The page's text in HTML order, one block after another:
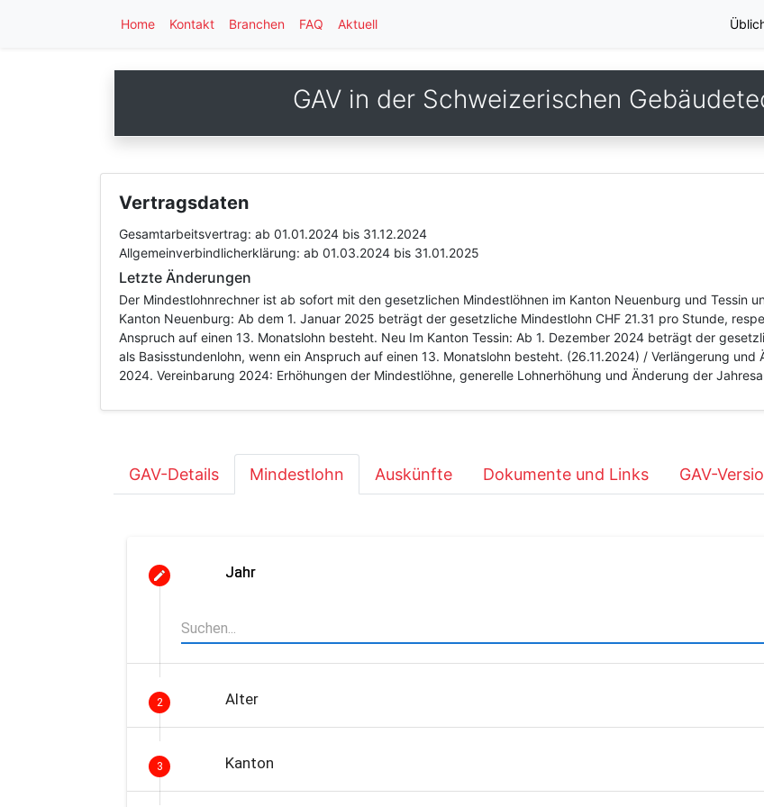
Home Kontakt Branchen FAQ Aktuell
GAV in der Schweizerischen
Vertragsdaten
Gesamtarbeitsvertrag: ab 01.01.2024 bis 31.12.2024
Allgemeinverbindlicherklärung: ab 01.03.2024 bis 31.01.2025
Letzte Änderungen
Der Mindestlohnrechner ist ab sofort mit den gesetzlichen Mindestlöhnen im Kanton Neuenburg und Tessin
Kanton Neuenburg: Ab dem 1. Januar 2025 beträgt der gesetzliche Mindestlohn CHF 21.31 pro Stunde,
Anspruch auf einen 13. Monatslohn besteht. Neu Im Kanton Tessin: Ab 1. Dezember 2024 beträgt der
als Basisstundenlohn, wenn ein Anspruch auf einen 13. Monatslohn besteht. (26.11.2024) / Verlängerung
2024. Vereinbarung 2024: Erhöhungen der Mindestlöhne, generelle Lohnerhöhung und Änderung der
GAV-Details Mindestlohn Auskünfte Dokumente und Links GAV-
Jahr
2 Alter
3 Kanton